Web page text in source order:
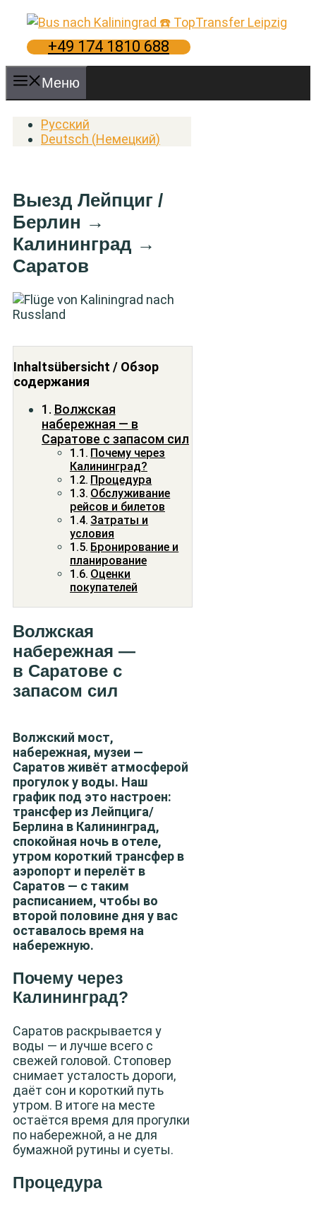
Перейти
содержимому
+49 174 1810 688
Меню
Русский
Deutsch (Немецкий)
Выезд Лейпциг /
Берлин →
Калининград →
Саратов
Inhaltsübersicht / Обзор
содержания
Волжская
набережная — в
Саратове с запасом сил
Почему через
Калининград?
Процедура
Обслуживание
рейсов и билетов
Затраты и
условия
Бронирование и
планирование
Оценки
покупателей
Волжская
набережная —
в Саратове с
запасом сил
Волжский мост,
набережная, музеи —
Саратов живёт атмосферой
прогулок у воды. Наш
график под это настроен:
трансфер из Лейпцига/
Берлина в Калининград,
спокойная ночь в отеле,
утром короткий трансфер в
аэропорт и перелёт в
Саратов — с таким
расписанием, чтобы во
второй половине дня у вас
оставалось время на
набережную.
Почему через
Калининград?
Саратов раскрывается у
воды — и лучше всего с
свежей головой. Стоповер
снимает усталость дороги,
даёт сон и короткий путь
утром. В итоге на месте
остаётся время для прогулки
по набережной, а не для
бумажной рутины и суеты.
Процедура